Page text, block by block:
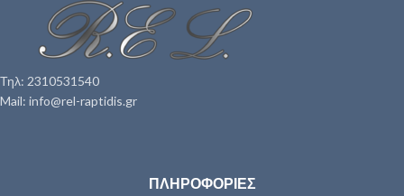
Τηλ: 2310531540
Mail: info@rel-raptidis.gr
ΠΛΗΡΟΦΟΡΙΕΣ